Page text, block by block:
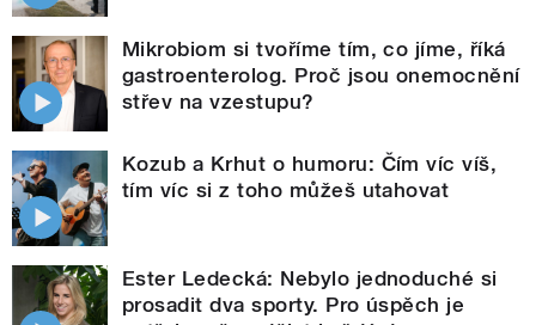
Mikrobiom si tvoříme tím, co jíme, říká
gastroenterolog. Proč jsou onemocnění
střev na vzestupu?
Kozub a Krhut o humoru: Čím víc víš,
tím víc si z toho můžeš utahovat
Ester Ledecká: Nebylo jednoduché si
prosadit dva sporty. Pro úspěch je